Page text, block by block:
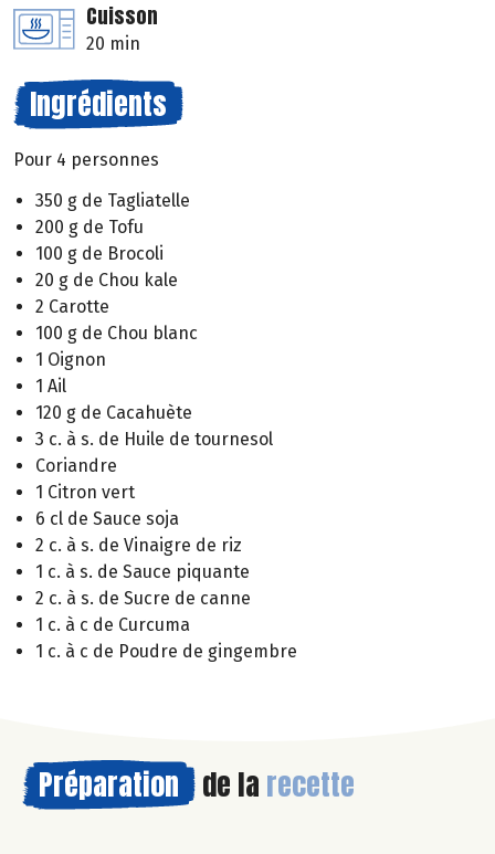
Cuisson
20 min
Ingrédients
Pour 4 personnes
350 g de Tagliatelle
200 g de Tofu
100 g de Brocoli
20 g de Chou kale
2 Carotte
100 g de Chou blanc
1 Oignon
1 Ail
120 g de Cacahuète
3 c. à s. de Huile de tournesol
Coriandre
1 Citron vert
6 cl de Sauce soja
2 c. à s. de Vinaigre de riz
1 c. à s. de Sauce piquante
2 c. à s. de Sucre de canne
1 c. à c de Curcuma
1 c. à c de Poudre de gingembre
Préparation de la recette